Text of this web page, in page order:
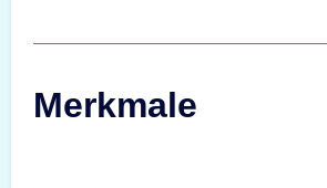
Merkmale